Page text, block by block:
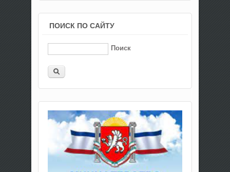
ПОИСК ПО САЙТУ
Поиск